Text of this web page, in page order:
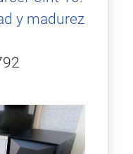
y madurez